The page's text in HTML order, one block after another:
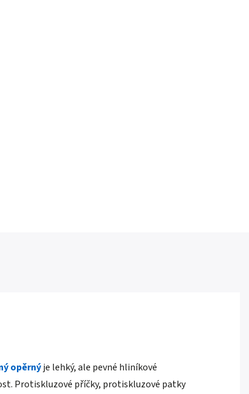
opěrnýje lehký, ale pevné hliníkové
Protiskluzové příčky, protiskluzové patky